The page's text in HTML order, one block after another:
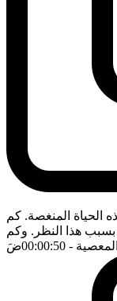
الحياة المنغصة. كم
هذا النظر. وكم
- 00:00:50 ضَ